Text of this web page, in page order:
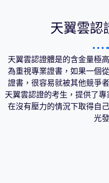
天翼雲認
天翼雲認證體是的含金量極
為重視專業證書，如果一個
證書，很容易就被其他競爭
天翼雲認證的考生，提供了
在沒有壓力的情況下取得自
光